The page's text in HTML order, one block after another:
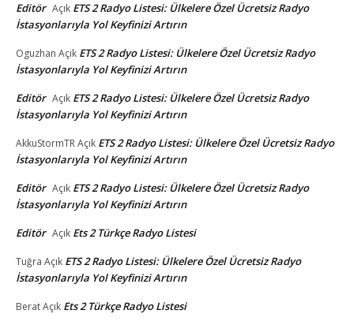
Editör Açık ETS 2 Radyo Listesi: Ülkelere Özel Ücretsiz Radyo
İstasyonlarıyla Yol Keyfinizi Artırın
Oguzhan Açık ETS 2 Radyo Listesi: Ülkelere Özel Ücretsiz Radyo
İstasyonlarıyla Yol Keyfinizi Artırın
Editör Açık ETS 2 Radyo Listesi: Ülkelere Özel Ücretsiz Radyo
İstasyonlarıyla Yol Keyfinizi Artırın
AkkuStormTRAçık ETS 2 Radyo Listesi: Ülkelere Özel Ücretsiz Radyo
İstasyonlarıyla Yol Keyfinizi Artırın
Editör Açık ETS 2 Radyo Listesi: Ülkelere Özel Ücretsiz Radyo
İstasyonlarıyla Yol Keyfinizi Artırın
Editör Açık Ets 2 Türkçe Radyo Listesi
Tuğra Açık ETS 2 Radyo Listesi: Ülkelere Özel Ücretsiz Radyo
İstasyonlarıyla Yol Keyfinizi Artırın
BeratAçık Ets 2 Türkçe Radyo Listesi